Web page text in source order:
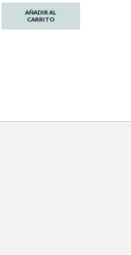
AÑADIR AL
CARRITO